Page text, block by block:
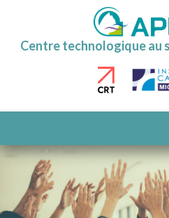
Centre technologique au
AU
CONTENU